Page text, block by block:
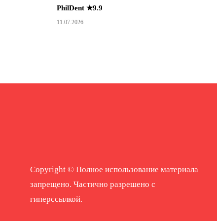
PhilDent ★9.9
11.07.2026
Copyright © Полное использование материала
запрещено. Частично разрешено с
гиперссылкой.